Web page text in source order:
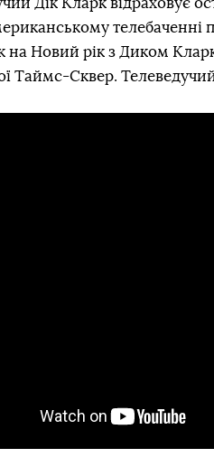
на Новий рік з Диком
Таймс-Сквер.